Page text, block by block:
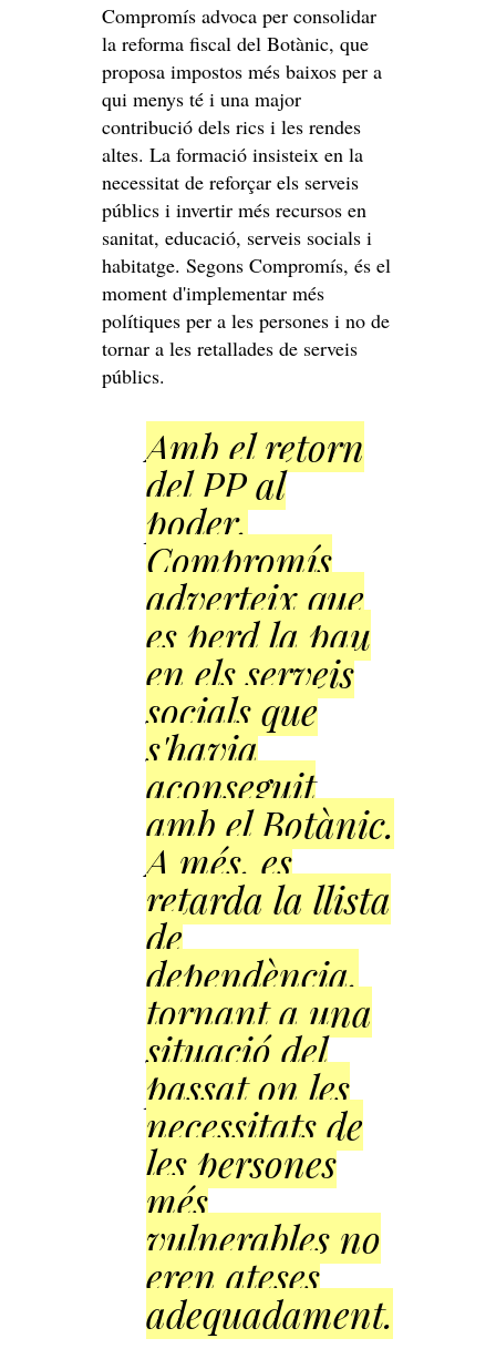
Compromís advoca per consolidar
la reforma fiscal del Botànic, que
proposa impostos més baixos per a
qui menys té i una major
contribució dels rics i les rendes
altes. La formació insisteix en la
necessitat de reforçar els serveis
públics i invertir més recursos en
sanitat, educació, serveis socials i
habitatge. Segons Compromís, és el
moment d'implementar més
polítiques per a les persones i no de
tornar a les retallades de serveis
públics.
Amb el retorn
del PP al
poder,
Compromís
adverteix que
es perd la pau
en els serveis
socials que
s'havia
aconseguit
amb el Botànic.
A més, es
retarda la llista
de
dependència,
tornant a una
situació del
passat on les
necessitats de
les persones
més
vulnerables no
eren ateses
adequadament.